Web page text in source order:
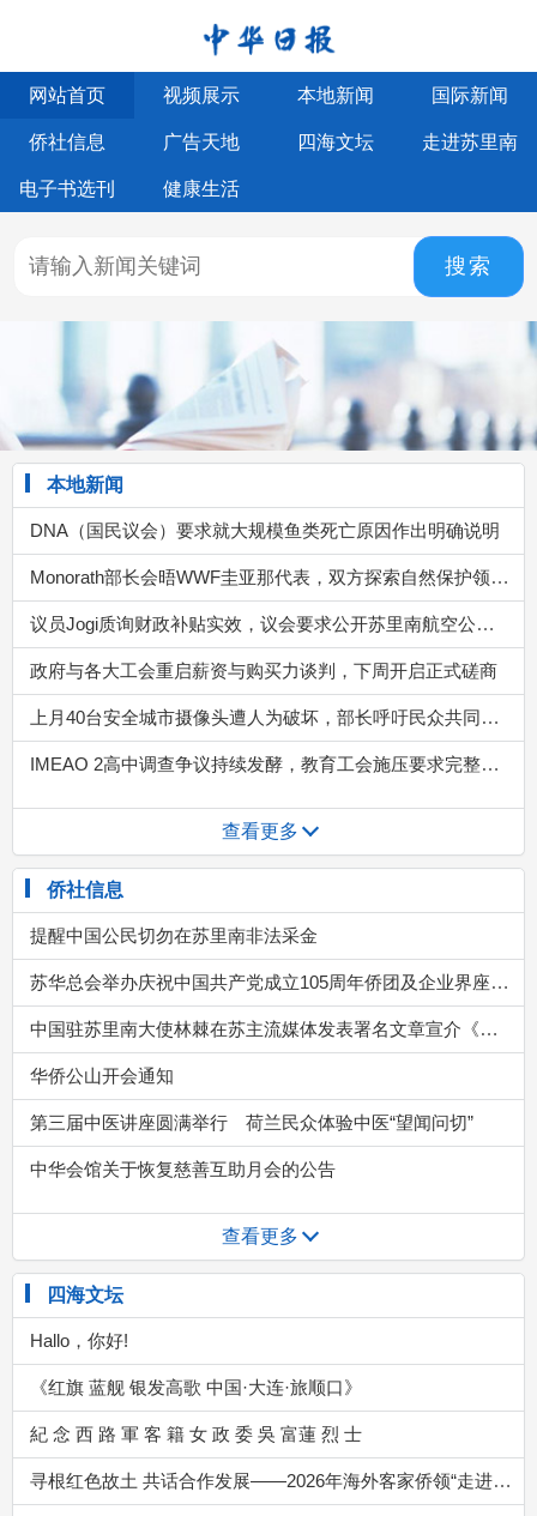
网站首页 视频展示 本地新闻 国际新闻
侨社信息 广告天地 四海文坛 走进苏里南
电子书选刊 健康生活
搜索
本地新闻
查看更多
侨社信息
查看更多
四海文坛